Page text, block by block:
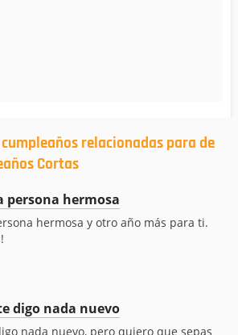
relacionadas para de
Cortas
persona hermosa
hermosa y otro año más para ti.
digo nada nuevo
nada nuevo, pero quiero que sepas